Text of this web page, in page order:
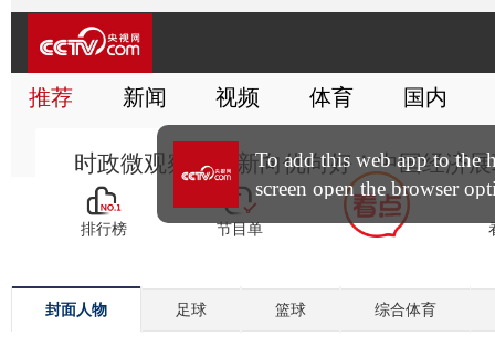
封面人物 足球 篮球 综合体育